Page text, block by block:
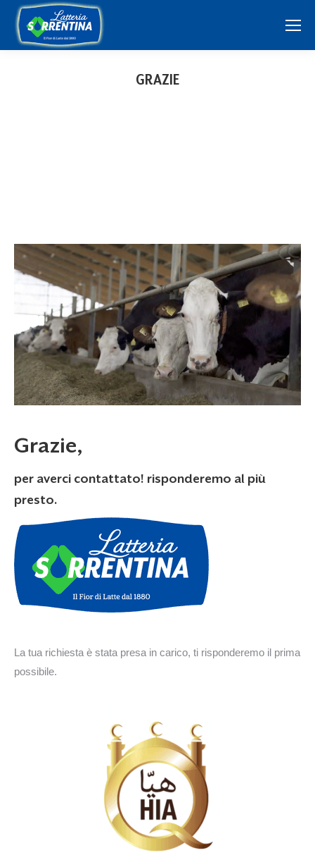
GRAZIE
Grazie,
per averci contattato! risponderemo al più
presto.
La tua richiesta è stata presa in carico, ti risponderemo il prima
possibile.